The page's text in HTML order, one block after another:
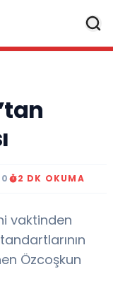
2 DK OKUMA
vaktinden
Özcoşkun